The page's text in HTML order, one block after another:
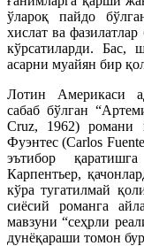
ўлароқ пайдо
хислат ва
кўрсатиларди. Бас,
асарни муайян бир
Лотин Америкаси
сабаб бўлган
Cruz, 1962) романи
Фуэнтес (Carlos
эътибор
Карпентьер,
кўра тугатилмай
сиёсий романга
мавзуни “сеҳрли
дунёқараши томон